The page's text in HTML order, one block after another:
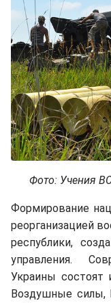
Фото: Учения
Формирование
реорганизацией
республики,
управления.
Украины состоят
Воздушные силы,